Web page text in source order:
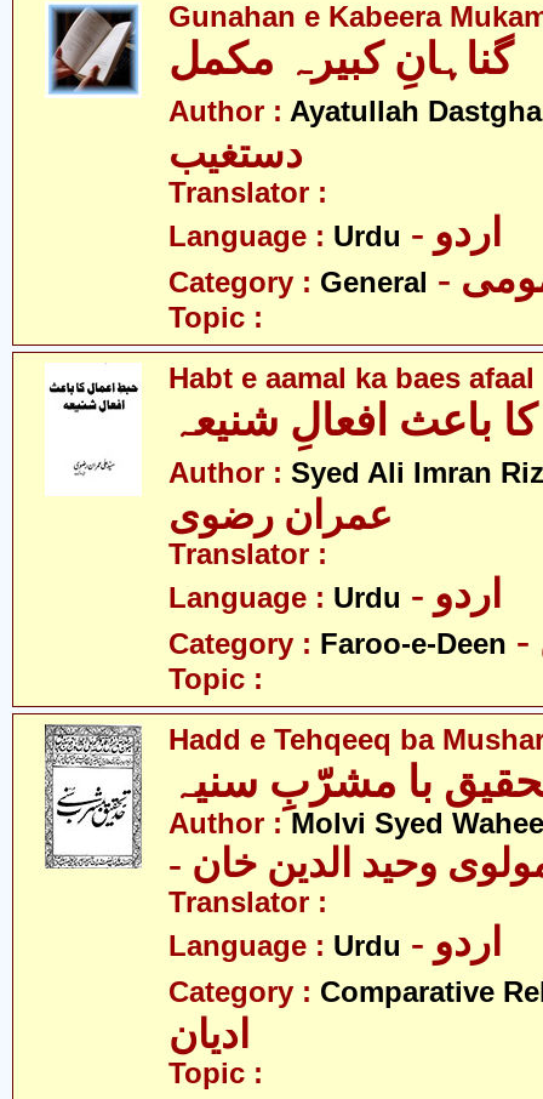
Gunahan e Kabeera
گناہانِ کبیرہ مکمل
Author : Ayatullah
دستغیب
Translator :
Language : Urdu - اردو
Category : General
Topic :
Habt e aamal ka baes
باعث افعالِ شنیعہ
Author : Syed Ali Imran
عمران رضوی
Translator :
Language : Urdu - اردو
Category : Faroo-e-Deen
Topic :
Hadd e Tehqeeq ba
با مشرّبِ سنیہ
Author : Molvi Syed
مولوی وحید الدین خان
Translator :
Language : Urdu - اردو
Category : Comparative
ادیان
Topic :